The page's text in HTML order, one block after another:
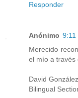
Responder
Anónimo 9:11
Merecido
el mío a través
David González.
Bilingual